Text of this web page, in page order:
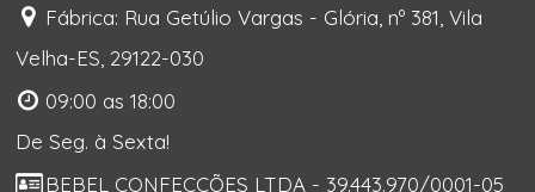
Fábrica: Rua Getúlio Vargas - Glória, nº 381, Vila
Velha-ES, 29122-030
09:00 as 18:00
De Seg. à Sexta!
BEBEL CONFECÇÕES LTDA - 39.443.970/0001-05